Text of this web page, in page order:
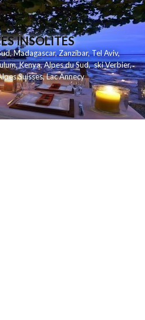
INSOLITES
,Madagascar,Zanzibar,Tel Aviv,
,Kenya,Alpes du Sud,ski Verbier,
Suisses,Lac Annecy